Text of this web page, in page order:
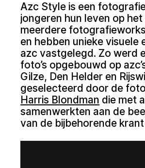
Azc Style is een
jongeren hun leven op
meerdere
en hebben unieke
azc vastgelegd. Zo werd
foto’s opgebouwd op
Gilze, Den Helder en
geselecteerd door de
Harris Blondman die met
samenwerkten aan de
van de bijbehorende